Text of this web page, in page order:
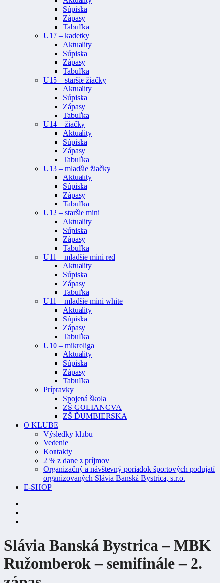
Súpiska
Zápasy
Tabuľka
U17 – kadetky
Aktuality
Súpiska
Zápasy
Tabuľka
U15 – staršie žiačky
Aktuality
Súpiska
Zápasy
Tabuľka
U14 – žiačky
Aktuality
Súpiska
Zápasy
Tabuľka
U13 – mladšie žiačky
Aktuality
Súpiska
Zápasy
Tabuľka
U12 – staršie mini
Aktuality
Súpiska
Zápasy
Tabuľka
U11 – mladšie mini red
Aktuality
Súpiska
Zápasy
Tabuľka
U11 – mladšie mini white
Aktuality
Súpiska
Zápasy
Tabuľka
U10 – mikroliga
Aktuality
Súpiska
Zápasy
Tabuľka
Prípravky
Spojená škola
ZŠ GOLIANOVA
ZŠ ĎUMBIERSKA
O KLUBE
Výsledky klubu
Vedenie
Kontakty
2 % z dane z príjmov
Organizačný a návštevný poriadok športových podujatí
organizovaných Slávia Banská Bystrica, s.r.o.
E-SHOP
Slávia Banská Bystrica – MBK
Ružomberok – semifinále – 2.